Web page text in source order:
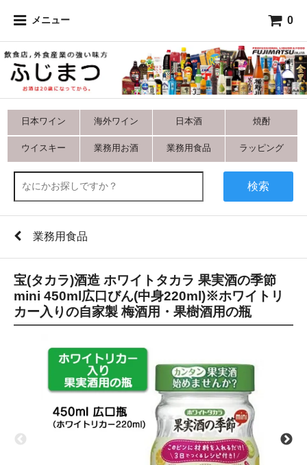
メニュー 0
日本ワイン 海外ワイン 日本酒 焼酎
ウイスキー 業務用お酒 業務用食品 ラッピング
検索
業務用食品
宝(タカラ)酒造 ホワイトタカラ 果実酒の季節
mini 450ml広口びん(中身220ml)※ホワイトリ
カー入りの自家製 梅酒用・果樹酒用の瓶